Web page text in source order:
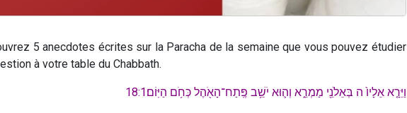
5 anecdotes écrites sur la Paracha de la semaine que vous pouvez étudier
à votre table du Chabbath.
וַיֵּרָ֤א אֵלָיו֙ ה בְּאֵלֹנֵ֖י מַמְרֵ֑א וְה֛וּא יֹשֵׁ֥ב פֶּֽתַח־הָאֹ֖הֶל כְּחֹ֥ם הַיּֽוֹם׃18:1